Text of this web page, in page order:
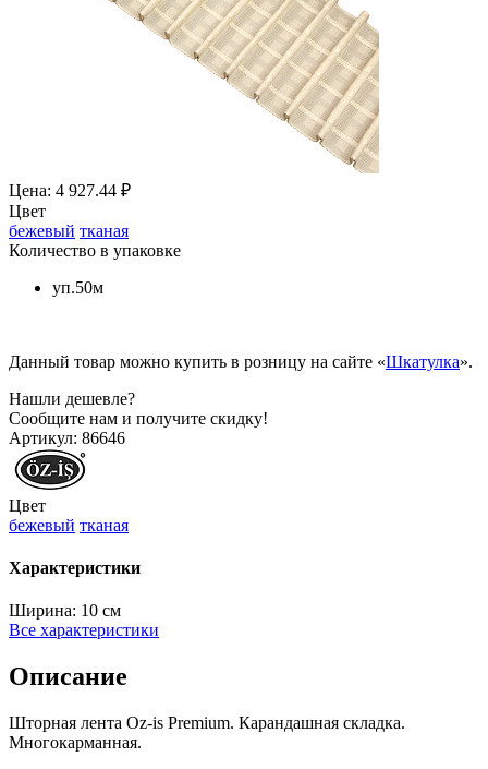
Цена: 4 927.44 ₽
Цвет
бежевый тканая
Количество в упаковке
уп.50м
Данный товар можно купить в розницу на сайте «Шкатулка».
Нашли дешевле?
Сообщите нам и получите скидку!
Артикул: 86646
Цвет
бежевый тканая
Характеристики
Ширина: 10 см
Все характеристики
Описание
Шторная лента Oz-is Premium. Карандашная складка.
Многокарманная.